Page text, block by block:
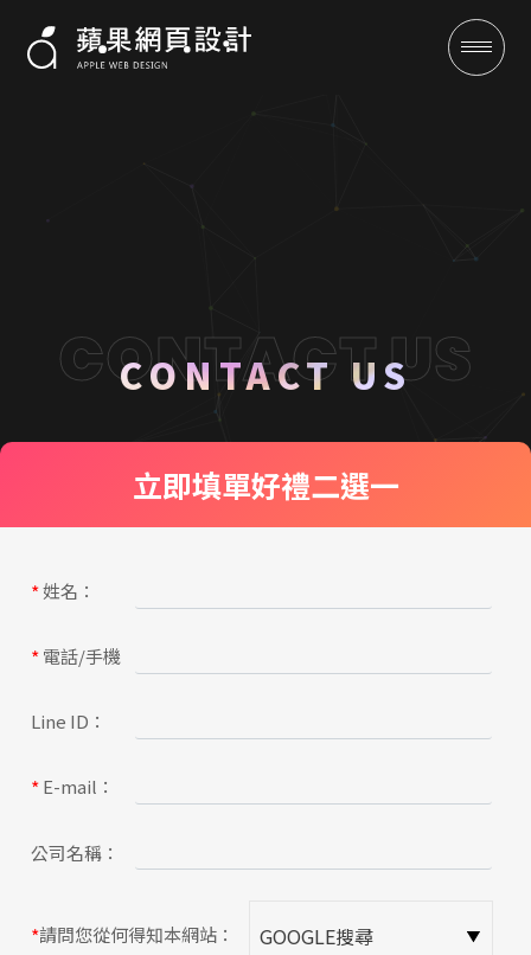
聯絡我們 CONTACT US
成功案例
行銷專欄
CONTACT US
立即填單好禮二選一
*姓名：
*電話/手機
Line ID：
*E-mail：
公司名稱：
*請問您從何得知本網站：